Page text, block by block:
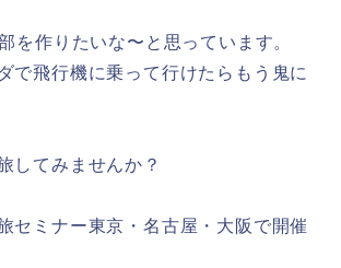
を作りたいな〜と思っています。
で飛行機に乗って行けたらもう鬼に
してみませんか？
セミナー東京・名古屋・大阪で開催